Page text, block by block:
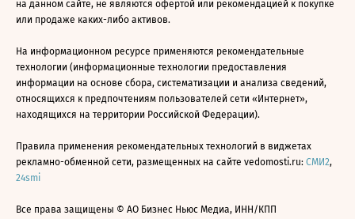
на данном сайте, не являются офертой или рекомендацией к покупке
или продаже каких-либо активов.
На информационном ресурсе применяются рекомендательные
технологии (информационные технологии предоставления
информации на основе сбора, систематизации и анализа сведений,
относящихся к предпочтениям пользователей сети «Интернет»,
находящихся на территории Российской Федерации).
Правила применения рекомендательных технологий в виджетах
рекламно-обменной сети, размещенных на сайте vedomosti.ru: СМИ2,
24smi
Все права защищены © АО Бизнес Ньюс Медиа, ИНН/КПП